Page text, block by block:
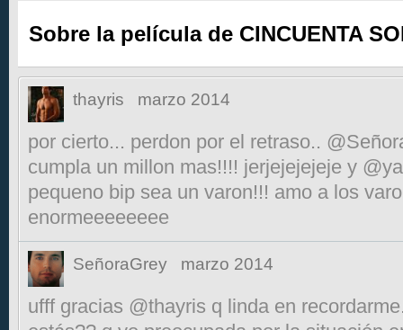
Sobre la película de CINCUENTA
thayris marzo 2014
por cierto... perdon por el retraso..
cumpla un millon mas!!!! jerjejejejeje y
pequeno bip sea un varon!!! amo a los
enormeeeeeeee
SeñoraGrey marzo 2014
ufff gracias @thayris q linda en